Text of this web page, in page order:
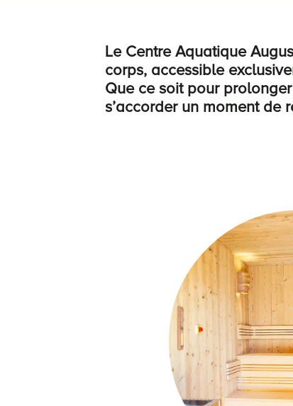
Le Centre Aquatique
corps, accessible
Que ce soit pour
s’accorder un moment de